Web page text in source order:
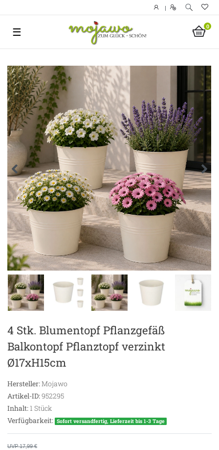
|
0
☰
4 Stk. Blumentopf Pflanzgefäß
Balkontopf Pflanztopf verzinkt
Ø17xH15cm
Hersteller:Mojawo
Artikel-ID:952295
Inhalt:1 Stück
Verfügbarkeit: Sofort versandfertig, Lieferzeit bis 1-3 Tage
UVP 17,99 €